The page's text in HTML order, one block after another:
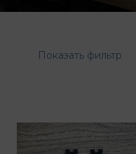
Показать фильтр